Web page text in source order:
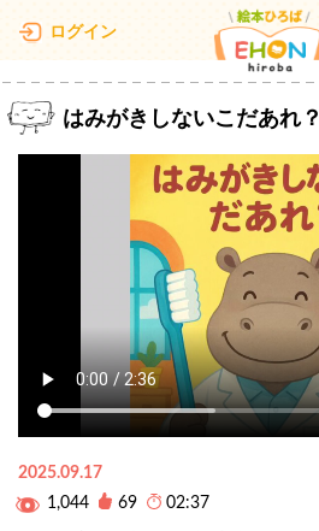
ログイン
はみがきしないこだあれ？
2025.09.17
1,044
69 02:37